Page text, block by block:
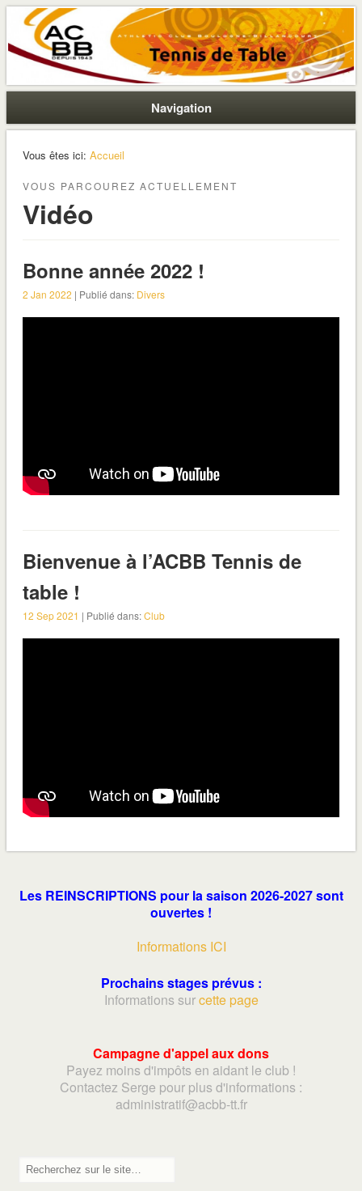
ACBB – Tennis de Table
La section ping de Boulogne
Navigation
Vous êtes ici: Accueil
VOUS PARCOUREZ ACTUELLEMENT
Vidéo
Bonne année 2022 !
2 Jan 2022 | Publié dans: Divers
Bienvenue à l’ACBB Tennis de
table !
12 Sep 2021 | Publié dans:Club
Les REINSCRIPTIONS pour la saison 2026-2027 sont
ouvertes !
Informations ICI
Prochains stages prévus :
Informations surcette page
Campagne d'appel aux dons
Payez moins d'impôts en aidant le club !
Contactez Serge pour plus d'informations :
administratif@acbb-tt.fr